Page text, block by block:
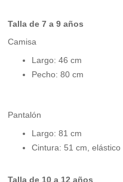
Talla de 7 a 9 años
Camisa
Largo: 46 cm
Pecho: 80 cm
Pantalón
Largo: 81 cm
Cintura: 51 cm,
Talla de 10 a 12 años